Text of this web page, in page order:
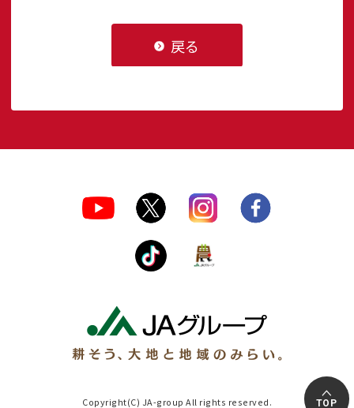
戻る
Copyright(C) JA-group All rights reserved. TOP